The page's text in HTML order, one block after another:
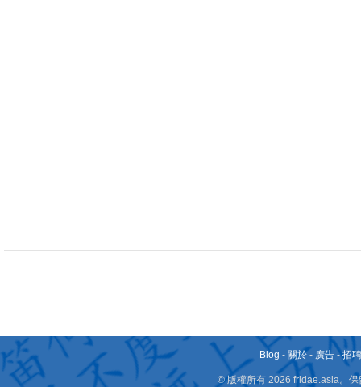
Blog - 關於 - 廣告 -招
© 版權所有 2026 fridae.asia。